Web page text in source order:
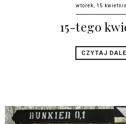
wtorek, 15
15-tego
CZYTAJ